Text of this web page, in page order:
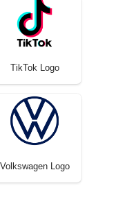
TikTok Logo
Volkswagen Logo